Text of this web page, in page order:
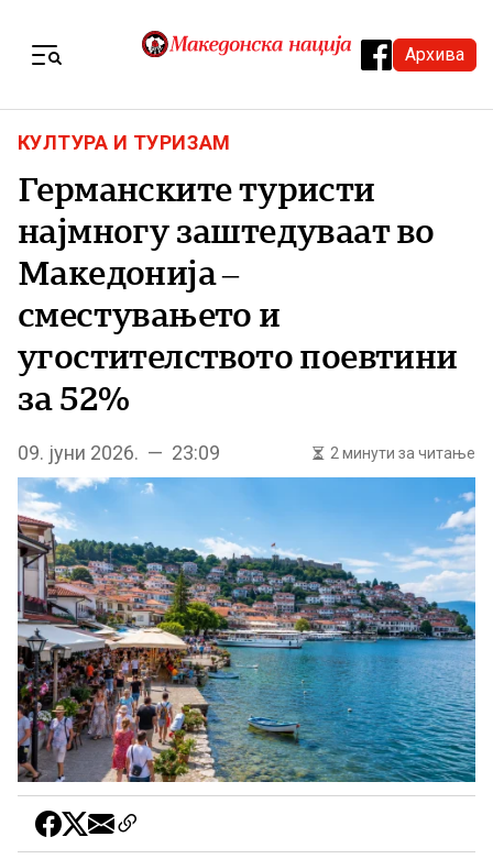
Архива
КУЛТУРА И ТУРИЗАМ
Германските туристи
најмногу заштедуваат во
Македонија –
сместувањето и
угостителството поевтини
за 52%
09. јуни 2026. — 23:09 2 минути за читање